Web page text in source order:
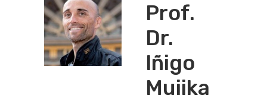
Prof.
Dr.
Iñigo
Mujika